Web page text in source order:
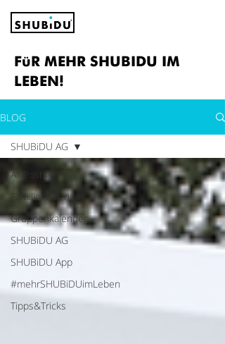
FüR MEHR SHUBIDU IM
LEBEN!
BLOG
All Posts
Familienkalender
Gruppenkalender
SHUBiDU AG
SHUBiDU App
#mehrSHUBiDUimLeben
Tipps&Tricks
SHUBiDU AG